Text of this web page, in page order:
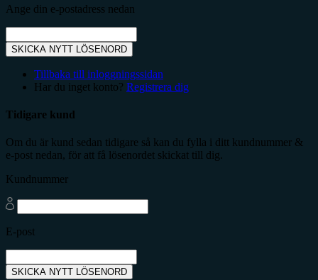
Ange din e-postadress nedan
SKICKA NYTT LÖSENORD
Tillbaka till inloggningssidan
Har du inget konto? Registrera dig
Tidigare kund
Om du är kund sedan tidigare så kan du fylla i ditt kundnummer &
e-post nedan, för att få lösenordet skickat till dig.
Kundnummer
E-post
SKICKA NYTT LÖSENORD